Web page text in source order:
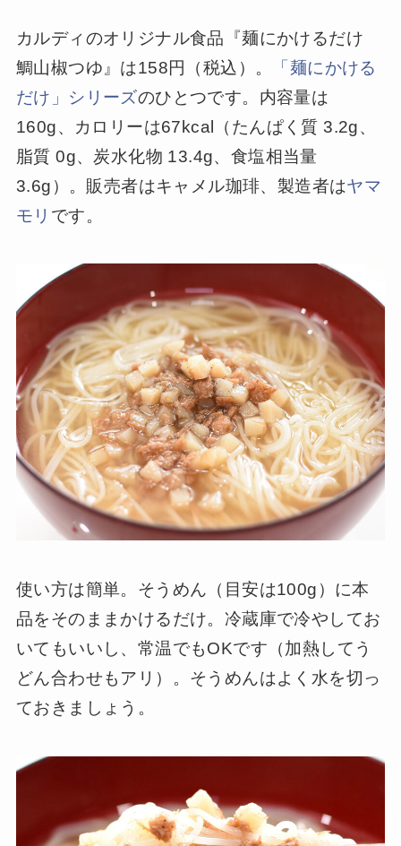
カルディのオリジナル食品『麺にかけるだけ
鯛山椒つゆ』は158円（税込）。
「麺にかける
だけ」シリーズのひとつです。内容量は
160g、カロリーは67kcal（たんぱく質 3.2g、
脂質 0g、炭水化物 13.4g、食塩相当量
3.6g）。販売者はキャメル珈琲、製造者はヤマ
モリ です。
使い方は簡単。そうめん（目安は100g）に本
品をそのままかけるだけ。冷蔵庫で冷やしてお
いてもいいし、常温でもOKです（加熱してう
どん合わせもアリ）。そうめんはよく水を切っ
ておきましょう。